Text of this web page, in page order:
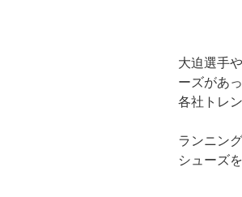
大迫選手
ーズがあ
各社トレ
ランニン
シューズ